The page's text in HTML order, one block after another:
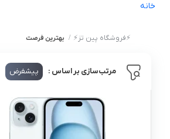
خانه
⚡️فروشگاه پین تز⚡️ بهترین فرصت
مرتب‌سازی بر اساس : پیشفرض